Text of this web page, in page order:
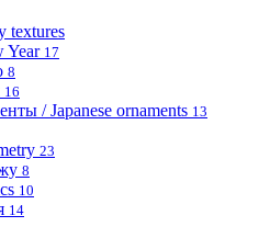
textures
Year 17
8
16
/ Japanese ornaments 13
23
8
10
14